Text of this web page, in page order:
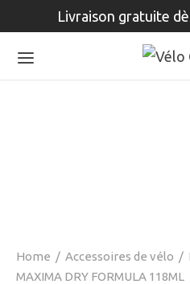
Livraison gratuite
Home / Accessoires de vélo /
MAXIMA DRY FORMULA 118ML